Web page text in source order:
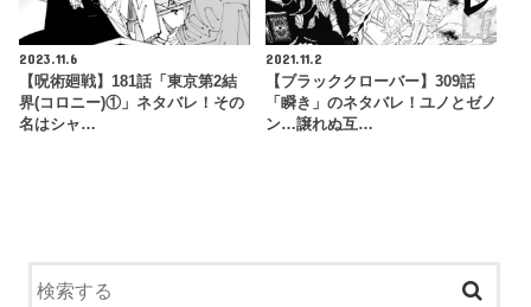
2023.11.6
【呪術廻戦】181話「東京第2結
界(コロニー)①」ネタバレ！その
名はシャ…
2021.11.2
【ブラッククローバー】309話
「瞬き」のネタバレ！ユノとゼノ
ン…譲れぬ互…